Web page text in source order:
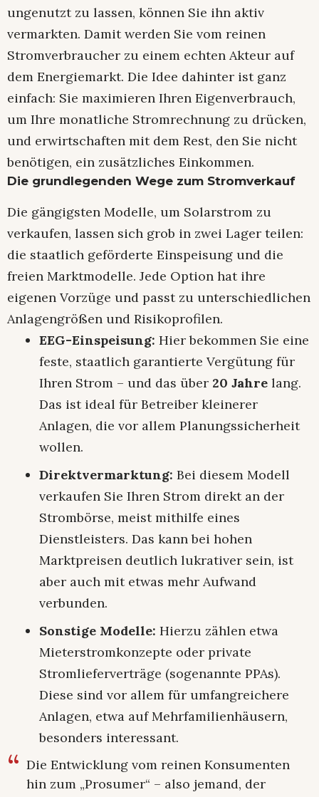
ungenutzt zu lassen, können Sie ihn aktiv
vermarkten. Damit werden Sie vom reinen
Stromverbraucher zu einem echten Akteur auf
dem Energiemarkt. Die Idee dahinter ist ganz
einfach: Sie maximieren Ihren Eigenverbrauch,
um Ihre monatliche Stromrechnung zu drücken,
und erwirtschaften mit dem Rest, den Sie nicht
benötigen, ein zusätzliches Einkommen.
Die grundlegenden Wege zum Stromverkauf
Die gängigsten Modelle, um Solarstrom zu
verkaufen, lassen sich grob in zwei Lager teilen:
die staatlich geförderte Einspeisung und die
freien Marktmodelle. Jede Option hat ihre
eigenen Vorzüge und passt zu unterschiedlichen
Anlagengrößen und Risikoprofilen.
EEG-Einspeisung: Hier bekommen Sie eine
feste, staatlich garantierte Vergütung für
Ihren Strom – und das über 20 Jahre lang.
Das ist ideal für Betreiber kleinerer
Anlagen, die vor allem Planungssicherheit
wollen.
Direktvermarktung: Bei diesem Modell
verkaufen Sie Ihren Strom direkt an der
Strombörse, meist mithilfe eines
Dienstleisters. Das kann bei hohen
Marktpreisen deutlich lukrativer sein, ist
aber auch mit etwas mehr Aufwand
verbunden.
Sonstige Modelle: Hierzu zählen etwa
Mieterstromkonzepte oder private
Stromlieferverträge (sogenannte PPAs).
Diese sind vor allem für umfangreichere
Anlagen, etwa auf Mehrfamilienhäusern,
besonders interessant.
Die Entwicklung vom reinen Konsumenten
hin zum „Prosumer“ – also jemand, der